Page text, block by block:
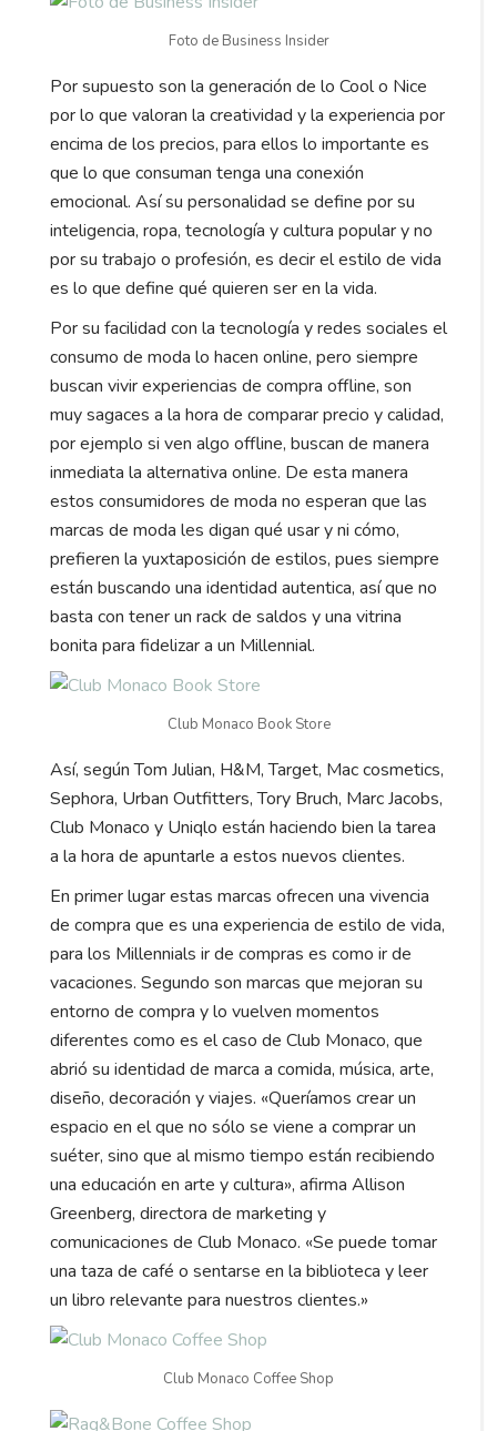
Foto de Business Insider
Por supuesto son la generación de lo Cool o Nice
por lo que valoran la creatividad y la experiencia por
encima de los precios, para ellos lo importante es
que lo que consuman tenga una conexión
emocional. Así su personalidad se define por su
inteligencia, ropa, tecnología y cultura popular y no
por su trabajo o profesión, es decir el estilo de vida
es lo que define qué quieren ser en la vida.
Por su facilidad con la tecnología y redes sociales el
consumo de moda lo hacen online, pero siempre
buscan vivir experiencias de compra offline, son
muy sagaces a la hora de comparar precio y calidad,
por ejemplo si ven algo offline, buscan de manera
inmediata la alternativa online. De esta manera
estos consumidores de moda no esperan que las
marcas de moda les digan qué usar y ni cómo,
prefieren la yuxtaposición de estilos, pues siempre
están buscando una identidad autentica, así que no
basta con tener un rack de saldos y una vitrina
bonita para fidelizar a un Millennial.
Club Monaco Book Store
Así, según Tom Julian, H&M, Target, Mac cosmetics,
Sephora, Urban Outfitters, Tory Bruch, Marc Jacobs,
Club Monaco y Uniqlo están haciendo bien la tarea
a la hora de apuntarle a estos nuevos clientes.
En primer lugar estas marcas ofrecen una vivencia
de compra que es una experiencia de estilo de vida,
para los Millennials ir de compras es como ir de
vacaciones. Segundo son marcas que mejoran su
entorno de compra y lo vuelven momentos
diferentes como es el caso de Club Monaco, que
abrió su identidad de marca a comida, música, arte,
diseño, decoración y viajes. «Queríamos crear un
espacio en el que no sólo se viene a comprar un
suéter, sino que al mismo tiempo están recibiendo
una educación en arte y cultura», afirma Allison
Greenberg, directora de marketing y
comunicaciones de Club Monaco. «Se puede tomar
una taza de café o sentarse en la biblioteca y leer
un libro relevante para nuestros clientes.»
Club Monaco Coffee Shop